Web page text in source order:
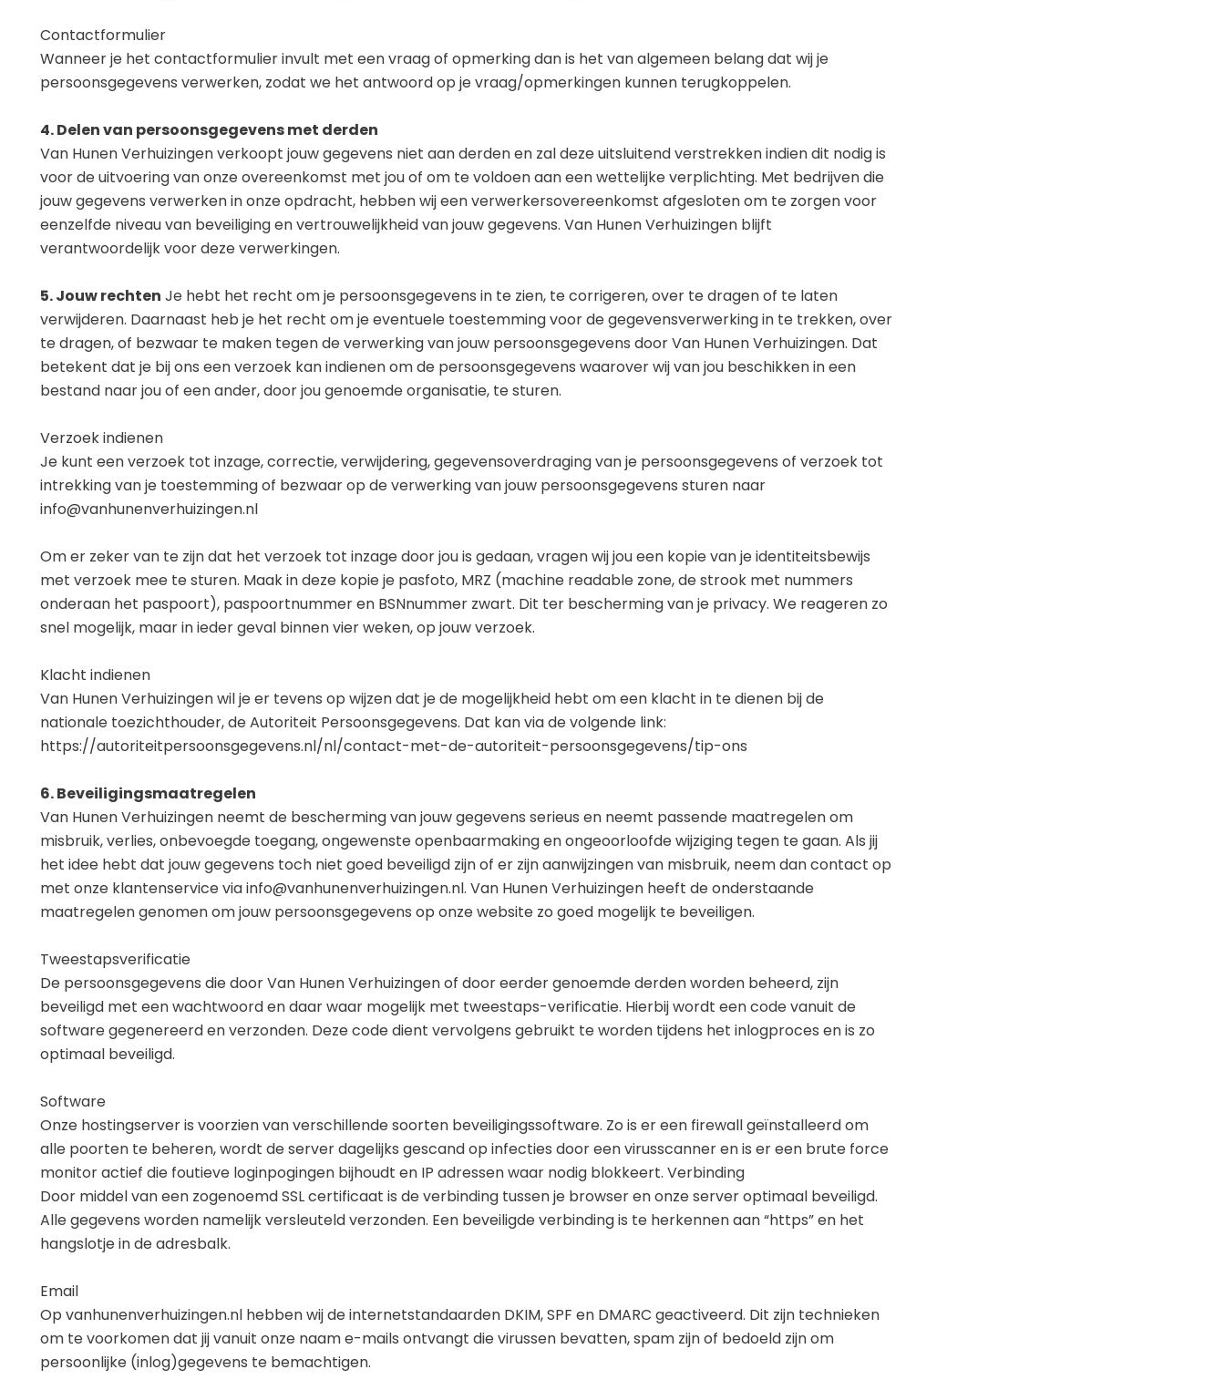
Contactformulier
Wanneer je het contactformulier invult met een vraag of opmerking dan is het van algemeen belang dat wij je
persoonsgegevens verwerken, zodat we het antwoord op je vraag/opmerkingen kunnen terugkoppelen.
4. Delen van persoonsgegevens met derden
Van Hunen Verhuizingen verkoopt jouw gegevens niet aan derden en zal deze uitsluitend verstrekken indien dit nodig is
voor de uitvoering van onze overeenkomst met jou of om te voldoen aan een wettelijke verplichting. Met bedrijven die
jouw gegevens verwerken in onze opdracht, hebben wij een verwerkersovereenkomst afgesloten om te zorgen voor
eenzelfde niveau van beveiliging en vertrouwelijkheid van jouw gegevens. Van Hunen Verhuizingen blijft
verantwoordelijk voor deze verwerkingen.
5. Jouw rechten Je hebt het recht om je persoonsgegevens in te zien, te corrigeren, over te dragen of te laten
verwijderen. Daarnaast heb je het recht om je eventuele toestemming voor de gegevensverwerking in te trekken, over
te dragen, of bezwaar te maken tegen de verwerking van jouw persoonsgegevens door Van Hunen Verhuizingen. Dat
betekent dat je bij ons een verzoek kan indienen om de persoonsgegevens waarover wij van jou beschikken in een
bestand naar jou of een ander, door jou genoemde organisatie, te sturen.
Verzoek indienen
Je kunt een verzoek tot inzage, correctie, verwijdering, gegevensoverdraging van je persoonsgegevens of verzoek tot
intrekking van je toestemming of bezwaar op de verwerking van jouw persoonsgegevens sturen naar
info@vanhunenverhuizingen.nl
Om er zeker van te zijn dat het verzoek tot inzage door jou is gedaan, vragen wij jou een kopie van je identiteitsbewijs
met verzoek mee te sturen. Maak in deze kopie je pasfoto, MRZ (machine readable zone, de strook met nummers
onderaan het paspoort), paspoortnummer en BSNnummer zwart. Dit ter bescherming van je privacy. We reageren zo
snel mogelijk, maar in ieder geval binnen vier weken, op jouw verzoek.
Klacht indienen
Van Hunen Verhuizingen wil je er tevens op wijzen dat je de mogelijkheid hebt om een klacht in te dienen bij de
nationale toezichthouder, de Autoriteit Persoonsgegevens. Dat kan via de volgende link:
https://autoriteitpersoonsgegevens.nl/nl/contact-met-de-autoriteit-persoonsgegevens/tip-ons
6. Beveiligingsmaatregelen
Van Hunen Verhuizingen neemt de bescherming van jouw gegevens serieus en neemt passende maatregelen om
misbruik, verlies, onbevoegde toegang, ongewenste openbaarmaking en ongeoorloofde wijziging tegen te gaan. Als jij
het idee hebt dat jouw gegevens toch niet goed beveiligd zijn of er zijn aanwijzingen van misbruik, neem dan contact op
met onze klantenservice via info@vanhunenverhuizingen.nl. Van Hunen Verhuizingen heeft de onderstaande
maatregelen genomen om jouw persoonsgegevens op onze website zo goed mogelijk te beveiligen.
Tweestapsverificatie
De persoonsgegevens die door Van Hunen Verhuizingen of door eerder genoemde derden worden beheerd, zijn
beveiligd met een wachtwoord en daar waar mogelijk met tweestaps-verificatie. Hierbij wordt een code vanuit de
software gegenereerd en verzonden. Deze code dient vervolgens gebruikt te worden tijdens het inlogproces en is zo
optimaal beveiligd.
Software
Onze hostingserver is voorzien van verschillende soorten beveiligingssoftware. Zo is er een firewall geïnstalleerd om
alle poorten te beheren, wordt de server dagelijks gescand op infecties door een virusscanner en is er een brute force
monitor actief die foutieve loginpogingen bijhoudt en IP adressen waar nodig blokkeert. Verbinding
Door middel van een zogenoemd SSL certificaat is de verbinding tussen je browser en onze server optimaal beveiligd.
Alle gegevens worden namelijk versleuteld verzonden. Een beveiligde verbinding is te herkennen aan “https” en het
hangslotje in de adresbalk.
Email
Op vanhunenverhuizingen.nl hebben wij de internetstandaarden DKIM, SPF en DMARC geactiveerd. Dit zijn technieken
om te voorkomen dat jij vanuit onze naam e-mails ontvangt die virussen bevatten, spam zijn of bedoeld zijn om
persoonlijke (inlog)gegevens te bemachtigen.